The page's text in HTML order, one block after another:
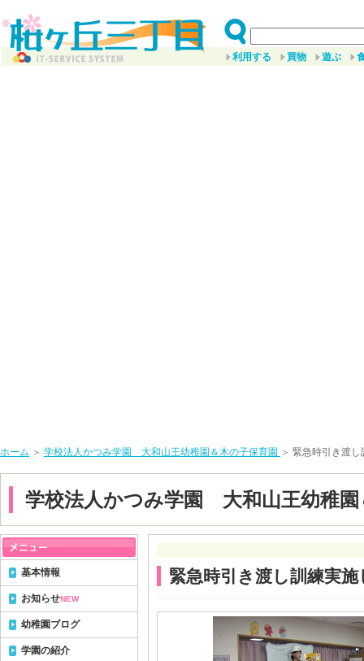
利用する 買物 遊ぶ
ホーム ＞ 学校法人かつみ学園 大和山王幼稚園＆木の子保育園 ＞ 緊急時引き渡
学校法人かつみ学園 大和山王幼稚園
緊急時引き渡し訓練実
基本情報
お知らせNEW
幼稚園ブログ
学園の紹介